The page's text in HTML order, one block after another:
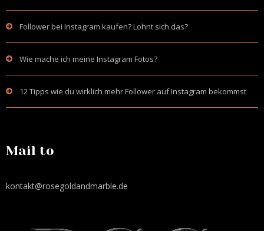
Follower bei Instagram kaufen? Lohnt sich das?
Wie mache ich meine Instagram Fotos?
12 Tipps wie du wirklich mehr Follower auf Instagram bekommst
Mail to
kontakt@rosegoldandmarble.de